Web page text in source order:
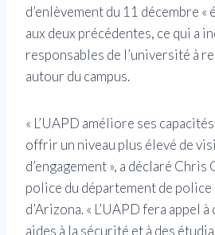
d’enlèvement du 11 décembre
aux deux précédentes, ce qui a
responsables de l’université à
autour du campus.
« L’UAPD améliore ses
offrir un niveau plus élevé de
d’engagement », a déclaré Chris
police du département de
d’Arizona. « L’UAPD fera appel
aides à la sécurité et à des